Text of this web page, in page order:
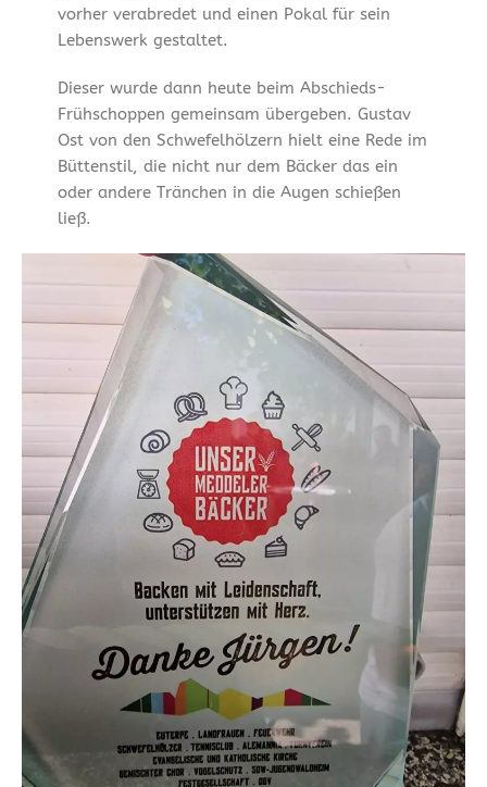
vorher verabredet und einen Pokal für sein
Lebenswerk gestaltet.
Dieser wurde dann heute beim Abschieds-
Frühschoppen gemeinsam übergeben. Gustav
Ost von den Schwefelhölzern hielt eine Rede im
Büttenstil, die nicht nur dem Bäcker das ein
oder andere Tränchen in die Augen schießen
ließ.